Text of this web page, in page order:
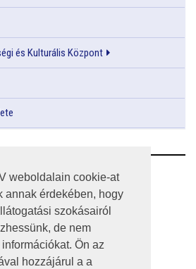
weboldalain cookie-at
annak érdekében, hogy
szokásairól
de nem
Ön az
hozzájárul a a
és Kulturális Központ